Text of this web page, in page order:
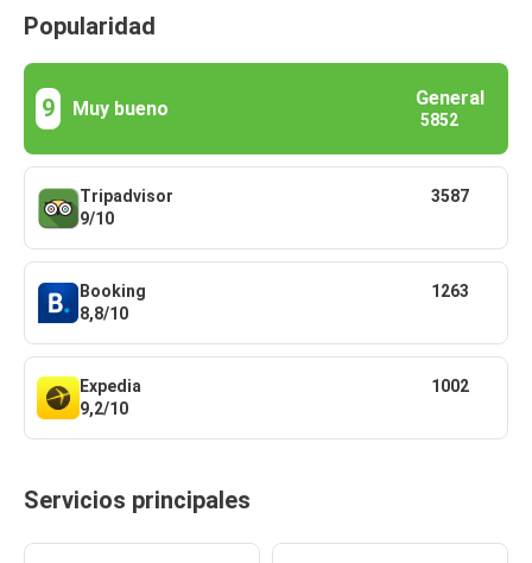
Popularidad
9 Muy bueno General
5852
Tripadvisor
9/10
3587
Booking
8,8/10
1263
Expedia
9,2/10
1002
Servicios principales